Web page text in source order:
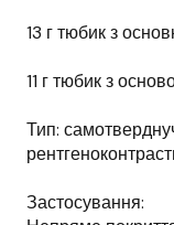
13 г тюбик з
11 г тюбик з
Тип:
Застосування: